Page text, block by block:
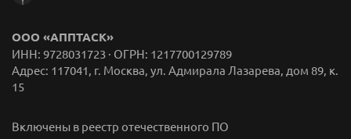
ООО «АППТАСК»
ИНН: 9728031723 · ОГРН: 1217700129789
Адрес: 117041, г. Москва, ул. Адмирала Лазарева, дом 89, к.
15
Включены в реестр отечественного ПО